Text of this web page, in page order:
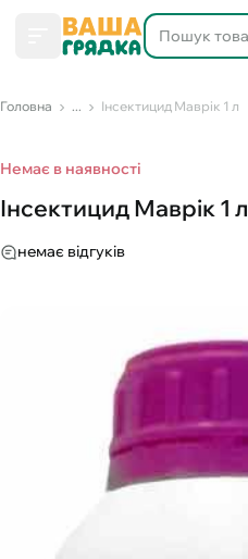
Головна ... Інсектицид Маврік 1 л
Немає в наявності
Інсектицид Маврік 1 л
немає відгуків